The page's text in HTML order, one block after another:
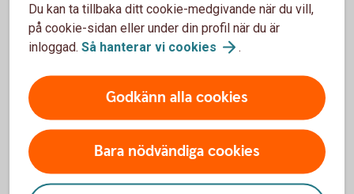
och statistik.
Inställningar för cookies
Du kan ta tillbaka ditt cookie-medgivande när du vill,
på cookie-sidan eller under din profil när du är
inloggad. Så hanterar vi cookies .
Godkänn alla cookies
Bara nödvändiga cookies